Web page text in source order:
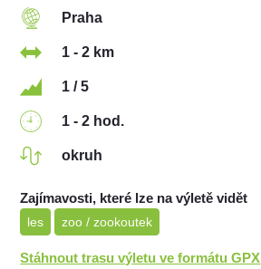
Praha
1 - 2 km
1 / 5
1 - 2 hod.
okruh
Zajímavosti, které lze na výletě vidět
les zoo / zookoutek
Stáhnout trasu výletu ve formátu GPX